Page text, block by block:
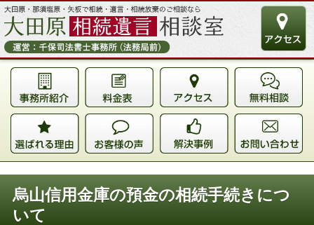
烏山信用金庫の預金の相続手続きにつ
いて